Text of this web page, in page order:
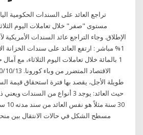
مستوى "صفر" خلال تعاملات اليوم
1% مباشر : ارتفع العائد على سندات الخزانة
1 بالمائة خلال تعاملات اليوم الثلاثاء، مع
حيث العائد: يوجد 3 أنواع من
30
مسطح الشكل في حالات الانتقال بين